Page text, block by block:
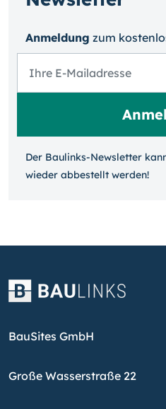
Anmeldung zum
Der Baulinks-Newsletter
wieder ab­bestellt werden!
BauSites GmbH
Große Wasserstraße 22